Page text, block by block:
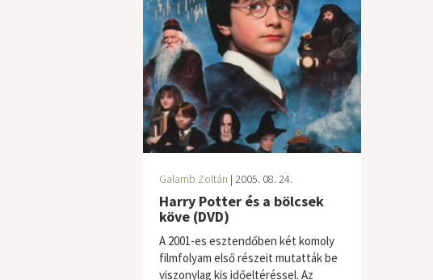
Galamb Zoltán | 2005. 08. 24.
Harry Potter és a bölcsek
köve (DVD)
A 2001-es esztendőben két komoly
filmfolyam első részeit mutatták be
viszonylag kis időeltéréssel. Az